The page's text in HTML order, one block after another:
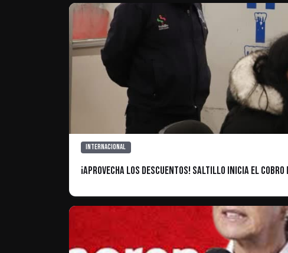
Internacional
¡Aprovecha los descuentos! Saltillo inicia el